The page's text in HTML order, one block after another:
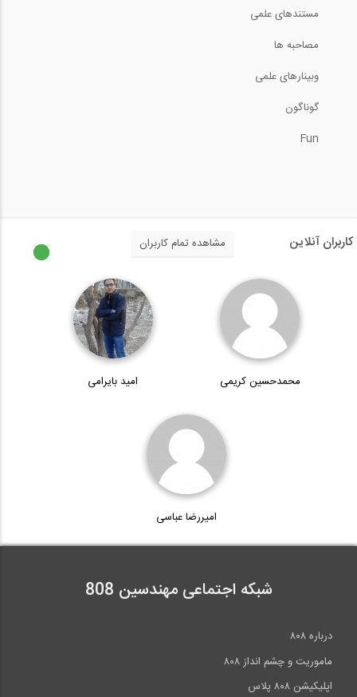
بیش از دو ساعت بازدید مجازی در رابطه با...
جوشکاری با فرآیند پیشرفته FCAW با پوشش...
سری آموزشی، اجرایی ساخت و ساز سریع...
مستندهای علمی
مصاحبه ها
وبینارهای علمی
گوناگون
Fun
کاربران آنلاین مشاهده تمام کاربران
محمدحسین کریمی امید بایرامی
امیررضا عباسی
شبکه اجتماعی مهندسین 808
درباره ۸۰۸
ماموریت و چشم انداز ۸۰۸
اپلیکیشن ۸۰۸ پلاس